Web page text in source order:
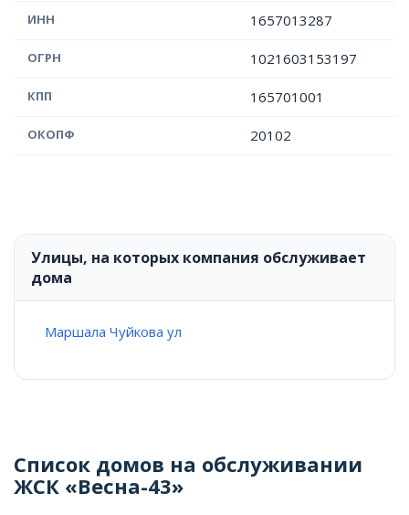
ИНН 1657013287
ОГРН 1021603153197
КПП 165701001
ОКОПФ 20102
Улицы, на которых компания обслуживает
дома
Маршала Чуйкова ул
Список домов на обслуживании
ЖСК «Весна-43»